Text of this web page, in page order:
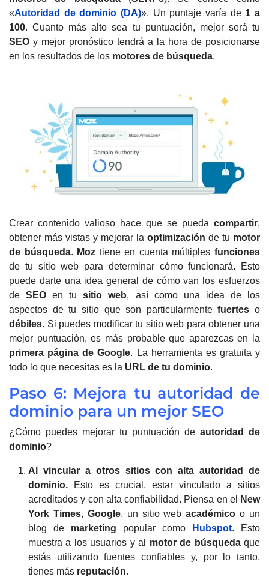
«Autoridad de dominio (DA)». Un puntaje varía de 1 a
100. Cuanto más alto sea tu puntuación, mejor será tu
SEO y mejor pronóstico tendrá a la hora de posicionarse
en los resultados de los motores de búsqueda.
Crear contenido valioso hace que se pueda compartir,
obtener más vistas y mejorar la optimización de tu motor
de búsqueda. Moz tiene en cuenta múltiplesfunciones
de tu sitio web para determinar cómo funcionará.
Esto
puede darte una idea general de cómo van los esfuerzos
deSEO en tusitio web, así como una idea de los
aspectos de tu sitio que son particularmentefuertes o
débiles. Si puedes modificar tu sitio web para obtener una
mejor puntuación, es más probable que aparezcas en la
primera página de Google.
La herramienta es gratuita y
todo lo que necesitas es la URL de tu dominio.
Paso 6: Mejora tu autoridad de
dominio para un mejor SEO
¿Cómo puedes mejorar tu puntuación de autoridad de
dominio?
Al vincular a otros sitios con alta autoridad de
dominio.
Esto es crucial, estar vinculado a sitios
acreditados y con alta confiabilidad. Piensa en el
New
York Times, Google, un sitio webacadémico o un
blog de marketing popular como Hubspot.
Esto
muestra a los usuarios y al motor de búsquedaque
estás utilizando fuentes confiables y, por lo tanto,
tienes más reputación.